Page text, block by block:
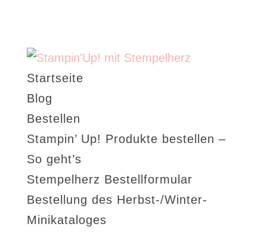
Startseite
Blog
Bestellen
Stampin’ Up! Produkte bestellen –
So geht’s
Stempelherz Bestellformular
Bestellung des Herbst-/Winter-
Minikataloges